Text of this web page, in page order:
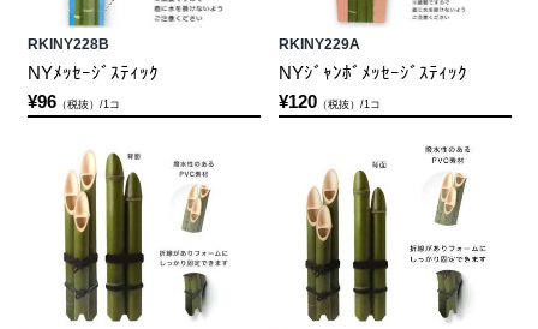
RKINY228B
NYﾒｯｾｰｼﾞｽﾃｨｯｸ
¥96（税抜）/1コ
RKINY229A
NYｼﾞｬﾝﾎﾞﾒｯｾｰｼﾞｽﾃｨｯｸ
¥120（税抜）/1コ